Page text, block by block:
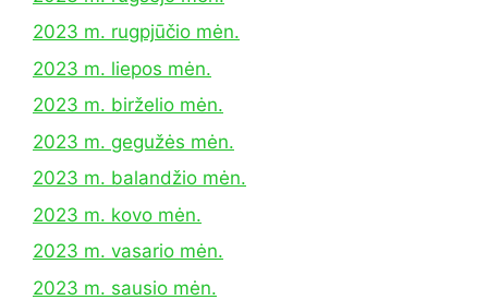
2023 m. rugpjūčio mėn.
2023 m. liepos mėn.
2023 m. birželio mėn.
2023 m. gegužės mėn.
2023 m. balandžio mėn.
2023 m. kovo mėn.
2023 m. vasario mėn.
2023 m. sausio mėn.